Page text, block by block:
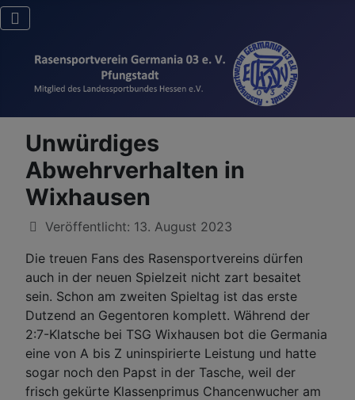
Unwürdiges
Abwehrverhalten in
Wixhausen
Details
Veröffentlicht: 13. August 2023
Die treuen Fans des Rasensportvereins dürfen
auch in der neuen Spielzeit nicht zart besaitet
sein. Schon am zweiten Spieltag ist das erste
Dutzend an Gegentoren komplett. Während der
2:7-Klatsche bei TSG Wixhausen bot die Germania
eine von A bis Z uninspirierte Leistung und hatte
sogar noch den Papst in der Tasche, weil der
frisch gekürte Klassenprimus Chancenwucher am